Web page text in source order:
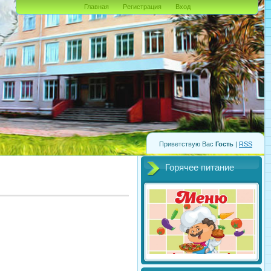
Приветствую Вас Гость | RSS
Главная Регистрация Вход
Горячее питание